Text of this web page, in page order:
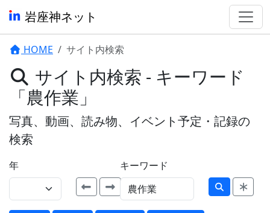
岩座神ネット
HOME サイト内検索
サイト内検索 - キーワード
「農作業」
写真、動画、読み物、イベント予定・記録の
検索
年 キーワード